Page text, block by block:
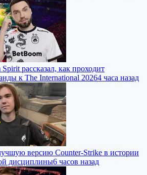
рассказал, как проходит
к The International 20264 часа назад
версию Counter-Strike в истории
дисциплины6 часов назад